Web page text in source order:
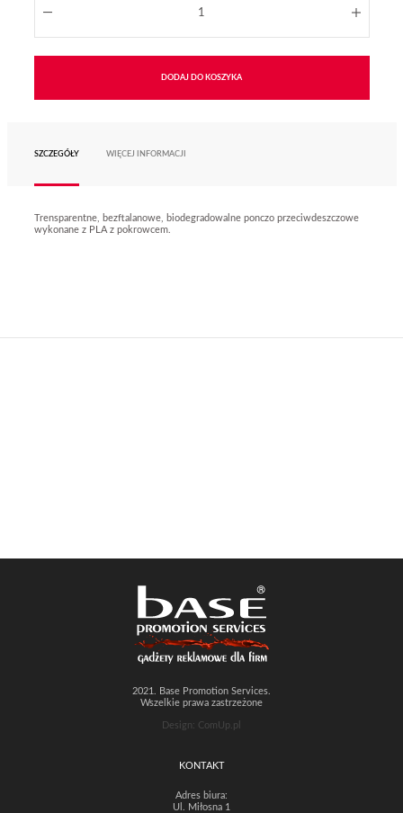
DODAJ DO KOSZYKA
SZCZEGÓŁY WIĘCEJ INFORMACJI
Trensparentne, bezftalanowe, biodegradowalne ponczo przeciwdeszczowe
wykonane z PLA z pokrowcem.
2021. Base Promotion Services.
Wszelkie prawa zastrzeżone
Design: ComUp.pl
KONTAKT
Adres biura:
Ul. Miłosna 1